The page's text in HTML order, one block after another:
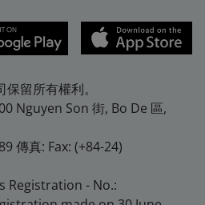
留所有權利。
Nguyen Son 街, Bo De 區,
傳真: Fax: (+84-24)
Registration - No.: